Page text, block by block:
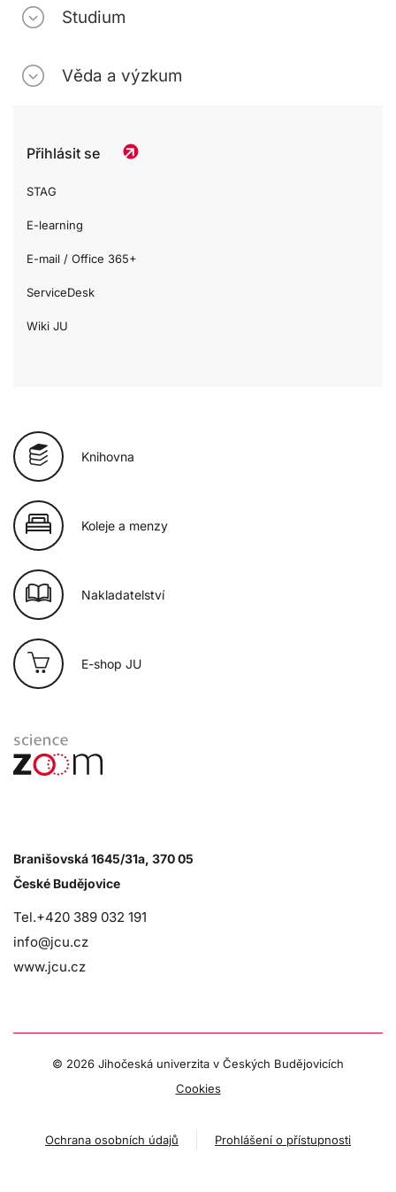
Studium
Věda a výzkum
Přihlásit se
STAG
E-learning
E-mail / Office 365+
ServiceDesk
Wiki JU
Knihovna
Koleje a menzy
Nakladatelství
E-shop JU
Branišovská 1645/31a, 370 05
České Budějovice
Tel.+420 389 032 191
info@jcu.cz
www.jcu.cz
© 2026 Jihočeská univerzita v Českých Budějovicích
Cookies
Ochrana osobních údajů Prohlášení o přístupnosti